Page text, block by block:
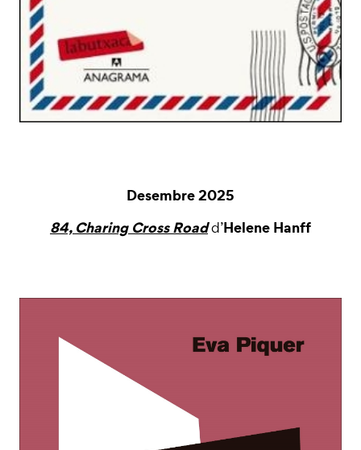
Desembre 2025
84, Charing Cross Roadd’Helene Hanff